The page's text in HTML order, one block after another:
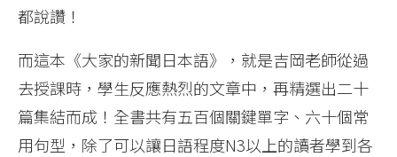
都說讚！
而這本《大家的新聞日本語》，就是吉岡老師從過
去授課時，學生反應熱烈的文章中，再精選出二十
篇集結而成！全書共有五百個關鍵單字、六十個常
用句型，除了可以讓日語程度N3以上的讀者學到各